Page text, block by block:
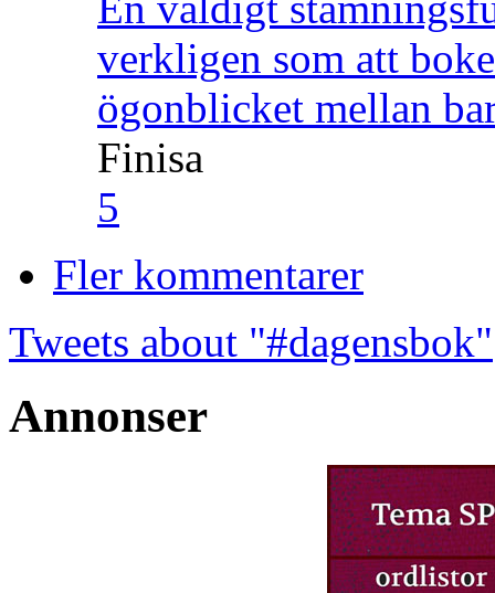
verkligen som att
ögonblicket mellan
Finisa
5
Fler kommentarer
Tweets about "#dagensbok"
Annonser